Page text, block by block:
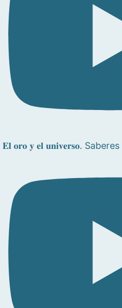
𝐄𝐥 𝐨𝐫𝐨 𝐲 𝐞𝐥 𝐮𝐧𝐢𝐯𝐞𝐫𝐬𝐨.